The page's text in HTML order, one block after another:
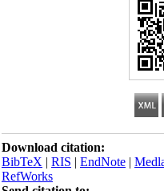
Download citation:
BibTeX|RIS|EndNote|
RefWorks